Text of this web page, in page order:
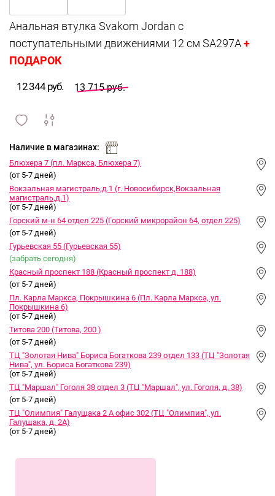
+
ПОДАРОК
12 344 руб. 13 715 руб.
и
Наличие в магазинах:
Блюхера 7 (пл. Маркса, Блюхера 7)
(от 5-7 дней)
Вокзальная магистраль,д.1 (г. Новосибирск,Вокзальная
магистраль,д.1)
(от 5-7 дней)
Горский м-н 64 отдел 225 (Горский микрорайон 64, отдел 225)
(от 5-7 дней)
Гурьевская 55 (Гурьевская 55)
(забрать сегодня)
Красный проспект 188 (Красный проспект д. 188)
(от 5-7 дней)
Пл. Карла Маркса, Покрышкина 6 (Пл. Карла Маркса, ул.
Покрышкина 6)
(от 5-7 дней)
Титова 200 (Титова, 200 )
(от 5-7 дней)
ТЦ "Золотая Нива" Бориса Богаткова 239 отдел 133 (ТЦ "Золотая
Нива", ул. Бориса Богаткова 239)
(от 5-7 дней)
ТЦ "Маршал" Гоголя 38 отдел 3 (ТЦ "Маршал", ул. Гоголя, д. 38)
(от 5-7 дней)
ТЦ "Олимпия" Галущака 2 А офис 302 (ТЦ "Олимпия", ул.
Галущака, д. 2А)
(от 5-7 дней)